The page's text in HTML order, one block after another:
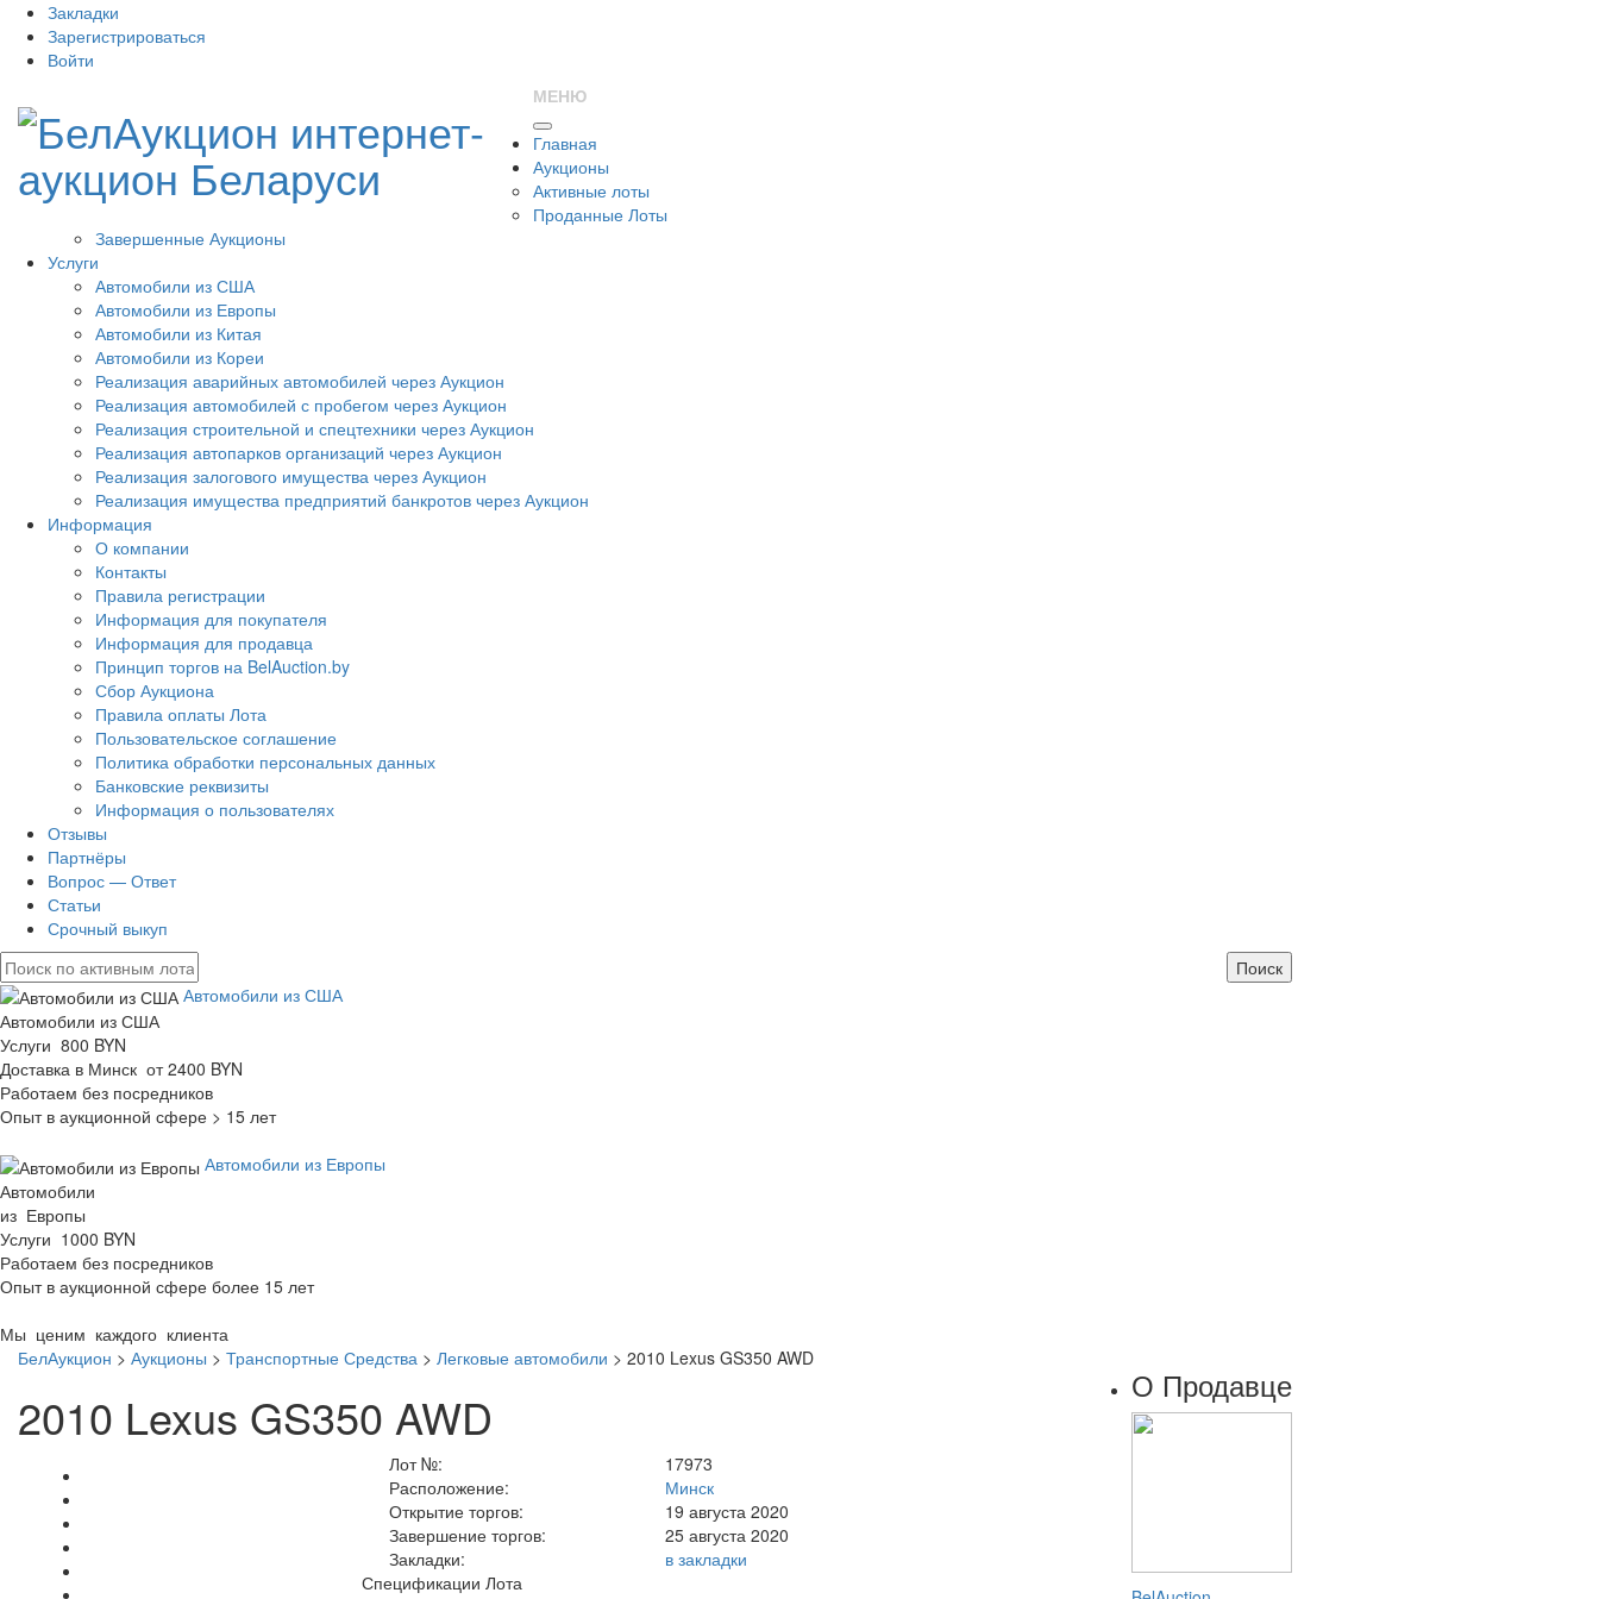
Закладки
Зарегистрироваться
Войти
МЕНЮ
Главная
Аукционы
Активные лоты
Проданные Лоты
Завершенные Аукционы
Услуги
Автомобили из США
Автомобили из Европы
Автомобили из Китая
Автомобили из Кореи
Реализация аварийных автомобилей через Аукцион
Реализация автомобилей с пробегом через Аукцион
Реализация строительной и спецтехники через Аукцион
Реализация автопарков организаций через Аукцион
Реализация залогового имущества через Аукцион
Реализация имущества предприятий банкротов через Аукцион
Информация
О компании
Контакты
Правила регистрации
Информация для покупателя
Информация для продавца
Принцип торгов на BelAuction.by
Сбор Аукциона
Правила оплаты Лота
Пользовательское соглашение
Политика обработки персональных данных
Банковские реквизиты
Информация о пользователях
Отзывы
Партнёры
Вопрос — Ответ
Статьи
Срочный выкуп
Автомобили из США
Автомобили из США
Услуги 800 BYN
Доставка в Минск от 2400 BYN
Работаем без посредников
Опыт в аукционной сфере > 15 лет
Автомобили из Европы
Автомобили
из Европы
Услуги 1000 BYN
Работаем без посредников
Опыт в аукционной сфере более 15 лет
Мы ценим каждого клиента
БелАукцион > Аукционы > Транспортные Средства > Легковые автомобили > 2010 Lexus GS350 AWD
2010 Lexus GS350 AWD
Лот №:
17973
Расположение:
Минск
Открытие торгов:
19 августа 2020
Завершение торгов:
25 августа 2020
Закладки:
в закладки
Спецификации Лота
О Продавце